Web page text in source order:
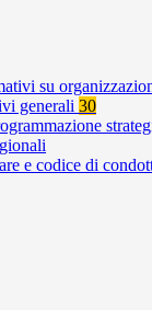
su
generali 30
e codice di